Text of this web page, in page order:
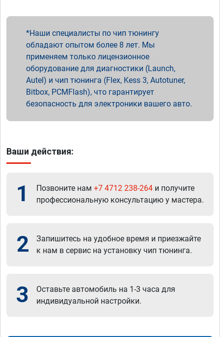
Наши специалисты по чип тюнингу
обладают опытом более 8 лет. Мы
применяем только лицензионное
оборудование для диагностики (Launch,
Autel) и чип тюнинга (Flex, Kess 3, Autotuner,
Bitbox, PCMFlash), что гарантирует
безопасность для электроники вашего авто.
Ваши действия:
1 Позвоните нам +7 4712 238-264 и получите
профессиональную консультацию у мастера.
2
Запишитесь на удобное время и приезжайте
к нам в сервис на установку чип тюнинга.
3
Оставьте автомобиль на 1-3 часа для
индивидуальной настройки.